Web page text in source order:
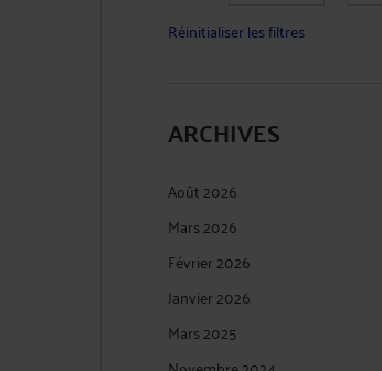
Réinitialiser les filtres
ARCHIVES
Août 2026
Mars 2026
Février 2026
Janvier 2026
Mars 2025